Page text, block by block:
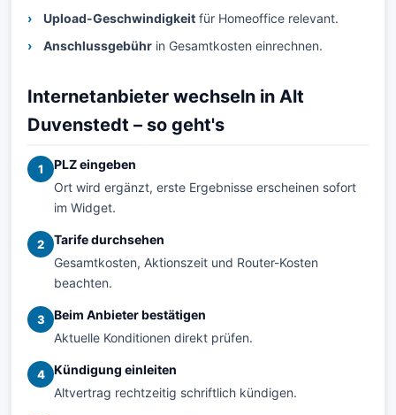
Upload-Geschwindigkeit für Homeoffice relevant.
Anschlussgebühr in Gesamtkosten einrechnen.
Internetanbieter wechseln in Alt
Duvenstedt – so geht's
1
PLZ eingeben
Ort wird ergänzt, erste Ergebnisse erscheinen sofort
im Widget.
2
Tarife durchsehen
Gesamtkosten, Aktionszeit und Router-Kosten
beachten.
3
Beim Anbieter bestätigen
Aktuelle Konditionen direkt prüfen.
4
Kündigung einleiten
Altvertrag rechtzeitig schriftlich kündigen.